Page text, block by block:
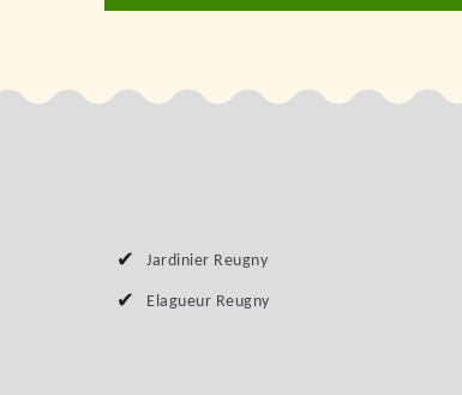
Jardinier Reugny
Elagueur Reugny